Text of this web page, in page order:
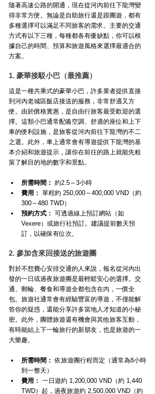
隨著高速公路的開通，現在從河內前往下龍灣變
得非常方便。無論是自助旅行還是跟團遊，都有
多種選擇可以滿足不同旅客的需求。主要的交通
方式有以下三種，每種都各有優缺點，你可以根
據自己的時間、預算和旅遊風格來選擇最適合的
方案。
1. 豪華接駁小巴（最推薦）
這是一種共乘式的豪華小巴，許多業者提供直接
到河內老城區飯店接送的服務，非常舒適又方
便。由於價格實惠，是自由行旅客最受歡迎的選
擇。這類小巴通常配備空調、舒適的座位和上下
車的便利設施，是旅客從河內前往下龍灣的不二
之選。此外，車上通常會有導遊提供下龍灣的基
本介紹和旅遊提示，讓你在前往的路上就能先粗
策了解目的地的數字和景點。
所需時間： 約2.5～3小時
費用： 單程約 250,000～400,000 VND（約
300～480 TWD）
預約方式： 可透過線上預訂網站（如
Vexere）或旅行社預訂。建議提前數天預
訂，以確保有位次。
2. 參加含來回接送的旅遊團
對於不想費心安排交通的人來說，報名從河內出
發的一日或過夜旅遊團是最輕鬆安心的選擇。交
通、郵輪、餐食和導遊全都包含在內，一價全
包。旅遊社通常會有經驗豐富的導遊，不僅能解
答你的疑惑，還能分享許多當地人才知道的小秘
密。此外，團體旅遊還有機會與其他旅客互動，
有時能結上下一輪旅行的新朋友，也是旅遊的一
大樂趣。
所需時間： 依旅遊團行程而定（通常為8小時
到一整天）
費用： 一日遊約 1,200,000 VND（約 1,440
TWD）起，過夜旅遊約 2,500,000 VND（約